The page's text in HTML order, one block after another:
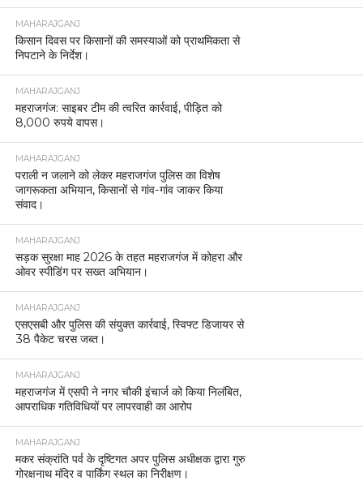
MAHARAJGANJ
किसान दिवस पर किसानों की समस्याओं को प्राथमिकता से
निपटाने के निर्देश।
MAHARAJGANJ
महराजगंज: साइबर टीम की त्वरित कार्रवाई, पीड़ित को
8,000 रुपये वापस।
MAHARAJGANJ
पराली न जलाने को लेकर महराजगंज पुलिस का विशेष
जागरूकता अभियान, किसानों से गांव-गांव जाकर किया
संवाद।
MAHARAJGANJ
सड़क सुरक्षा माह 2026 के तहत महराजगंज में कोहरा और
ओवर स्पीडिंग पर सख्त अभियान।
MAHARAJGANJ
एसएसबी और पुलिस की संयुक्त कार्रवाई, स्विफ्ट डिजायर से
38 पैकेट चरस जब्त।
MAHARAJGANJ
महराजगंज में एसपी ने नगर चौकी इंचार्ज को किया निलंबित,
आपराधिक गतिविधियों पर लापरवाही का आरोप
MAHARAJGANJ
मकर संक्रांति पर्व के दृष्टिगत अपर पुलिस अधीक्षक द्वारा गुरु
गोरक्षनाथ मंदिर व पार्किंग स्थल का निरीक्षण।